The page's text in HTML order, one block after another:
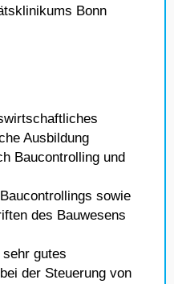
Bonn
Ausbildung
Baucontrolling und
sowie
des Bauwesens
gutes
der Steuerung von